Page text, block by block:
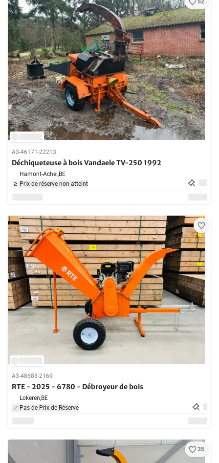
52
A3-46171-22213
Déchiqueteuse à bois Vandaele TV-250 1992
Hamont-Achel,BE
Prix de réserve non atteint
A3-48683-2169
RTE - 2025 - 6780 - Débroyeur de bois
Lokeren,BE
Pas de Prix de Réserve
35